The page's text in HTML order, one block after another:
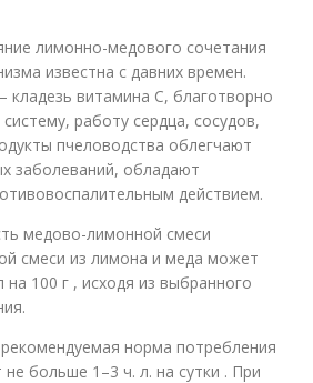
лимонно-медового сочетания
известна с давних времен.
кладезь витамина C, благотворно
работу сердца, сосудов,
пчеловодства облегчают
заболеваний, обладают
действием.
медово-лимонной смеси
смеси из лимона и меда может
на 100 г , исходя из выбранного
норма потребления
не больше 1–3 ч. л. на сутки . При